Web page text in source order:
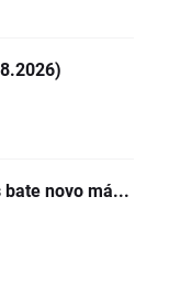
bate novo má...